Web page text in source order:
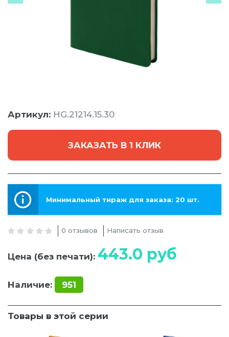
Артикул: HG.21214.15.30
ЗАКАЗАТЬ В 1 КЛИК
Минимальный тираж для заказа: 20 шт.
0 отзывов Написать отзыв
Цена (без печати): 443.0 руб
Наличие: 951
Товары в этой серии